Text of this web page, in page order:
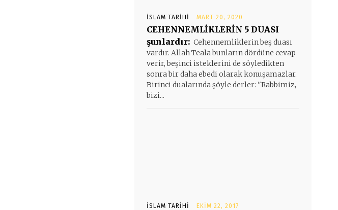
İSLAM TARIHI MART 20, 2020
CEHENNEMLİKLERİN 5 DUASI
şunlardır: Cehennemliklerin beş duası
vardır. Allah Teala bunların dördüne cevap
verir, beşinci isteklerini de söyledikten
sonra bir daha ebedi olarak konuşamazlar.
Birinci dualarında şöyle derler: ''Rabbimiz,
bizi...
İSLAM TARIHI EKIM 22, 2017